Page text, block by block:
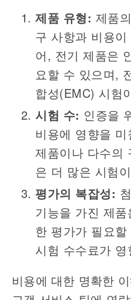
제품 유형: 제품
구 사항과 비용
어, 전기 제품은
요할 수 있으며,
합성(EMC) 시험
시험 수: 인증을
비용에 영향을
제품이나 다수의
은 더 많은 시험
평가의 복잡성:
기능을 가진 제
한 평가가 필요할
시험 수수료가
비용에 대한 명확한